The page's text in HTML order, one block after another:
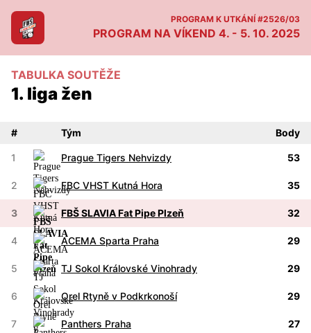
PROGRAM K UTKÁNÍ #2526/03
PROGRAM NA VÍKEND 4. - 5. 10. 2025
TABULKA SOUTĚŽE
1. liga žen
# Tým Body
1 Prague Tigers Nehvizdy 53
2 FBC VHST Kutná Hora 35
3 FBŠ SLAVIA Fat Pipe Plzeň 32
4 ACEMA Sparta Praha 29
5 TJ Sokol Královské Vinohrady 29
6 Orel Rtyně v Podkrkonoší 29
7 Panthers Praha 27